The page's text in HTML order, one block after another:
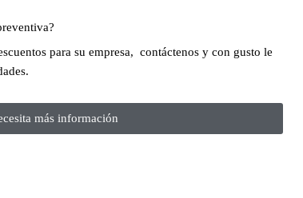
para su empresa, contáctenos y con gusto le
más información​